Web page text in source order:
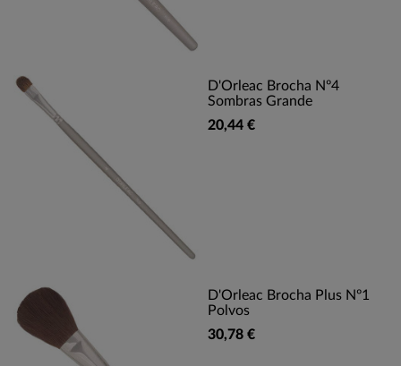
D'Orleac Brocha Nº4
Sombras Grande
20,44 €
D'Orleac Brocha Plus Nº1
Polvos
30,78 €